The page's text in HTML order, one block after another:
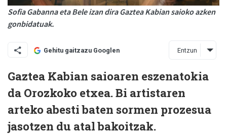
Sofia Gabanna eta Bele izan dira Gaztea Kabian saioko azken
gonbidatuak.
Gehitu gaitzazu Googlen Entzun
Gaztea Kabian saioaren eszenatokia
da Orozkoko etxea. Bi artistaren
arteko abesti baten sormen prozesua
jasotzen du atal bakoitzak.